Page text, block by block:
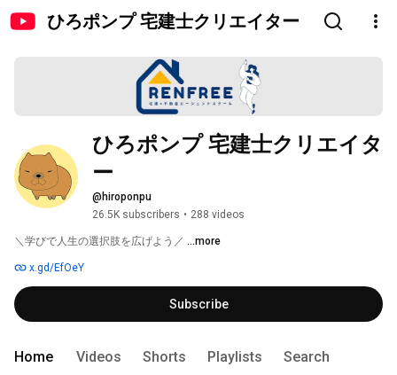
ひろポンプ 宅建士クリエイター
ひろポンプ 宅建士クリエイタ
ー
@hiroponpu
26.5K subscribers • 288 videos
＼学びで人生の選択肢を広げよう／ ...more
x.gd/EfOeY
Subscribe
Home Videos Shorts Playlists Search